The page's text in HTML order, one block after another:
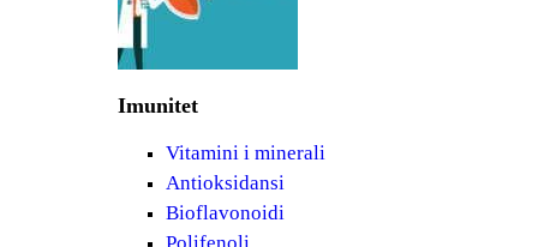
Imunitet
Vitamini i minerali
Antioksidansi
Bioflavonoidi